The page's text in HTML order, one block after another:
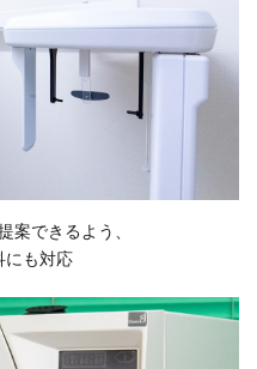
案できるよう、
にも対応